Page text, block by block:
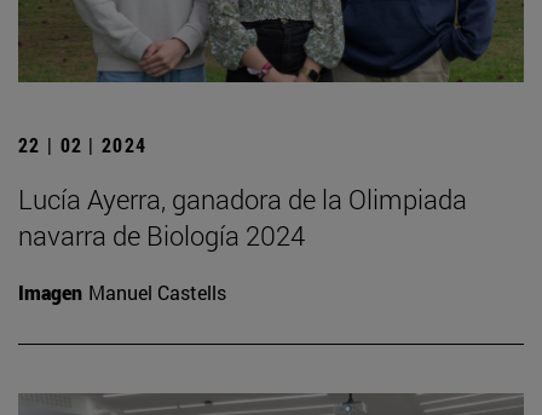
22 | 02 | 2024
Lucía Ayerra, ganadora de la Olimpiada
navarra de Biología 2024
Imagen Manuel Castells